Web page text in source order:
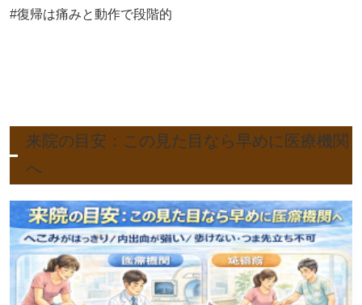
#復帰は痛みと動作で段階的
来院の目安：この見た目なら早めに医療機関
へ